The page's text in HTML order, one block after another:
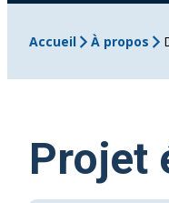
Accueil À propos
Projet